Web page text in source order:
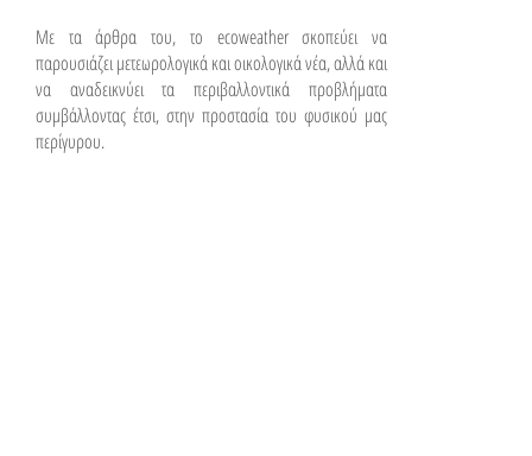
Με τα άρθρα του, το ecoweather σκοπεύει να
παρουσιάζει μετεωρολογικά και οικολογικά νέα, αλλά και
να αναδεικνύει τα περιβαλλοντικά προβλήματα
συμβάλλοντας έτσι, στην προστασία του φυσικού μας
περίγυρου.